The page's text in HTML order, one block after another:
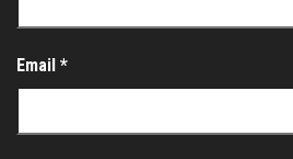
Email *